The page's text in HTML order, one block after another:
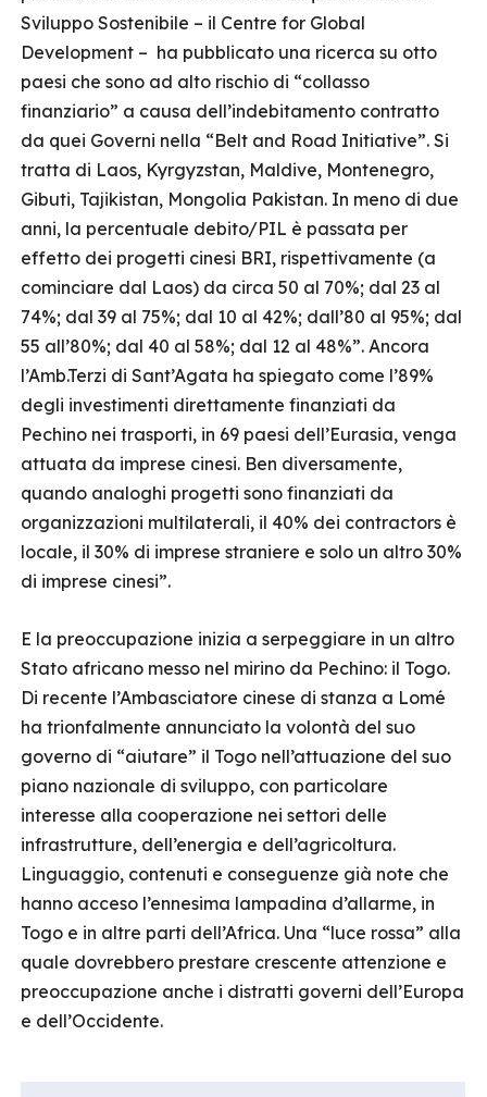
Sviluppo Sostenibile – il Centre for Global
Development – ha pubblicato una ricerca su otto
paesi che sono ad alto rischio di “collasso
finanziario” a causa dell’indebitamento contratto
da quei Governi nella “Belt and Road Initiative”. Si
tratta di Laos, Kyrgyzstan, Maldive, Montenegro,
Gibuti, Tajikistan, Mongolia Pakistan. In meno di due
anni, la percentuale debito/PIL è passata per
effetto dei progetti cinesi BRI, rispettivamente (a
cominciare dal Laos) da circa 50 al 70%; dal 23 al
74%; dal 39 al 75%; dal 10 al 42%; dall’80 al 95%; dal
55 all’80%; dal 40 al 58%; dal 12 al 48%”. Ancora
l’Amb.Terzi di Sant’Agata ha spiegato come l’89%
degli investimenti direttamente finanziati da
Pechino nei trasporti, in 69 paesi dell’Eurasia, venga
attuata da imprese cinesi. Ben diversamente,
quando analoghi progetti sono finanziati da
organizzazioni multilaterali, il 40% dei contractors è
locale, il 30% di imprese straniere e solo un altro 30%
di imprese cinesi”.
E la preoccupazione inizia a serpeggiare in un altro
Stato africano messo nel mirino da Pechino: il Togo.
Di recente l’Ambasciatore cinese di stanza a Lomé
ha trionfalmente annunciato la volontà del suo
governo di “aiutare” il Togo nell’attuazione del suo
piano nazionale di sviluppo, con particolare
interesse alla cooperazione nei settori delle
infrastrutture, dell’energia e dell’agricoltura.
Linguaggio, contenuti e conseguenze già note che
hanno acceso l’ennesima lampadina d’allarme, in
Togo e in altre parti dell’Africa. Una “luce rossa” alla
quale dovrebbero prestare crescente attenzione e
preoccupazione anche i distratti governi dell’Europa
e dell’Occidente.